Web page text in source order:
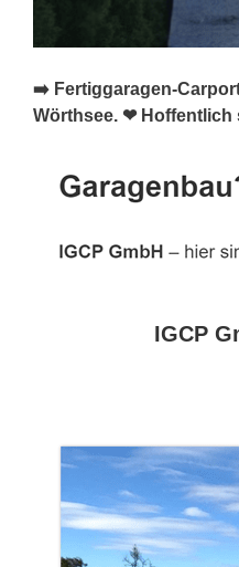
➡️ Fertiggaragen-
Wörthsee. ❤
IGCP